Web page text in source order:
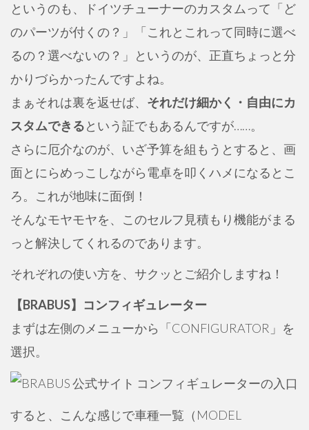
というのも、ドイツチューナーのカスタムって「ど
のパーツが付くの？」「これとこれって同時に選べ
るの？選べないの？」というのが、正直ちょっと分
かりづらかったんですよね。
まぁそれは裏を返せば、 それだけ細かく・自由にカ
スタムできるという証でもあるんですが……。
さらに厄介なのが、いざ予算を組もうとすると、画
面とにらめっこしながら電卓を叩くハメになるとこ
ろ。これが地味に面倒！
そんなモヤモヤを、このセルフ見積もり機能がまる
っと解決してくれるのであります。
それぞれの使い方を、サクッとご紹介しますね！
【BRABUS】コンフィギュレーター
まずは左側のメニューから「CONFIGURATOR」を
選択。
すると、こんな感じで車種一覧（MODEL